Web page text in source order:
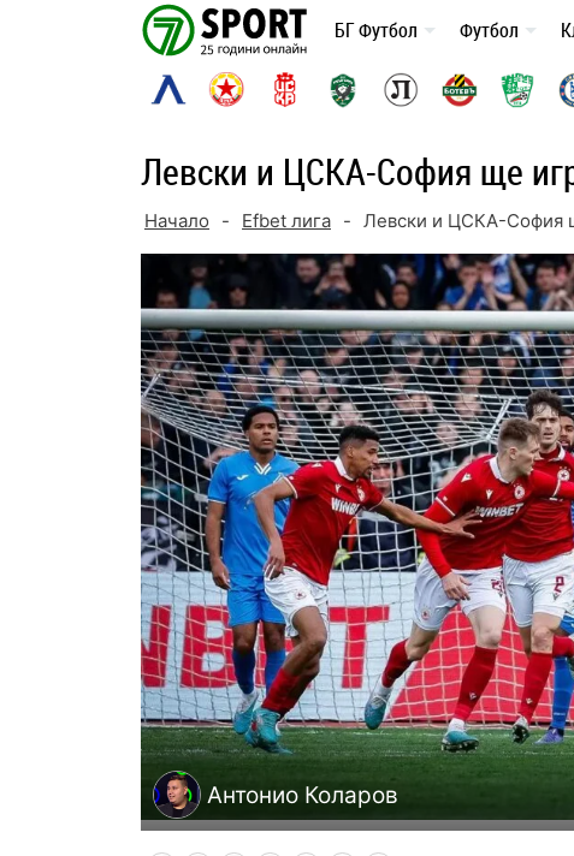
БГ Футбол Футбол
Левски и ЦСКА-София ще
Начало - Efbet лига - Левски и ЦСКА-София
Антонио Коларов